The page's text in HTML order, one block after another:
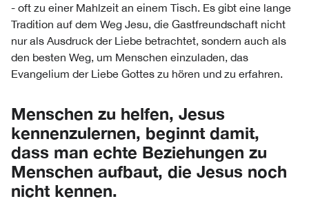
- oft zu einer Mahlzeit an einem Tisch. Es gibt eine lange
Tradition auf dem Weg Jesu, die Gastfreundschaft nicht
nur als Ausdruck der Liebe betrachtet, sondern auch als
den besten Weg, um Menschen einzuladen, das
Evangelium der Liebe Gottes zu hören und zu erfahren.
Menschen zu helfen, Jesus
kennenzulernen, beginnt damit,
dass man echte Beziehungen zu
Menschen aufbaut, die Jesus noch
nicht kennen.